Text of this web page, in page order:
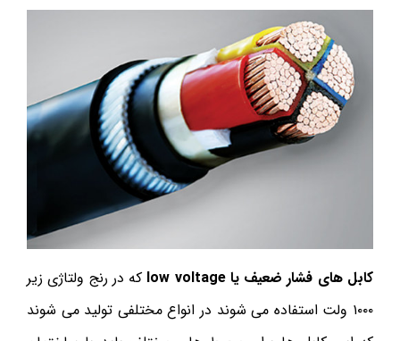
کابل های فشار ضعیف یا low voltage
که در رنج ولتاژی زیر
۱۰۰۰ ولت استفاده می شوند در انواع مختلفی تولید می شوند